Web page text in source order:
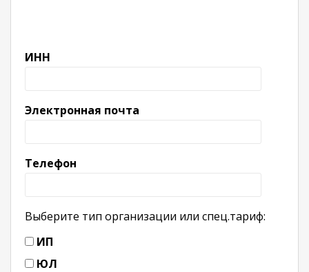
ИНН
Электронная почта
Телефон
Выберите тип организации или спец.тариф:
ИП
ЮЛ